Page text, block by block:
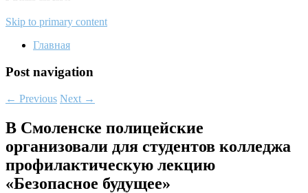
Skip to primary content
Главная
Post navigation
← Previous Next →
В Смоленске полицейские
организовали для студентов колледжа
профилактическую лекцию
«Безопасное будущее»